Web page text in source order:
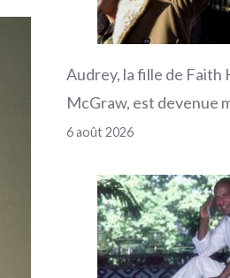
Audrey, la fille de Faith
McGraw, est devenue
6 août 2026